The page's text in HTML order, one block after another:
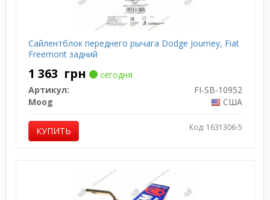
Сайлентблок переднего рычага Dodge Journey, Fiat
Freemont задний
1 363 грн
сегодня
Артикул:
FI-SB-10952
Moog
США
КУПИТЬ Код: 1631306-5